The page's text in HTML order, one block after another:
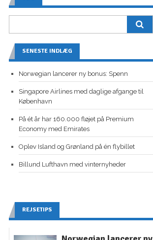
SENESTE INDLÆG
Norwegian lancerer ny bonus: Spenn
Singapore Airlines med daglige afgange til
København
På ét år har 160.000 fløjet på Premium
Economy med Emirates
Oplev Island og Grønland på én flybillet
Billund Lufthavn med vinternyheder
REJSETIPS